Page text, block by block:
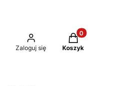
Zaloguj się
Produkty w
Koszyk